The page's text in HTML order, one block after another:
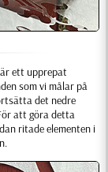
ett upprepat
som vi målar på
det nedre
att göra detta
ritade elementen i